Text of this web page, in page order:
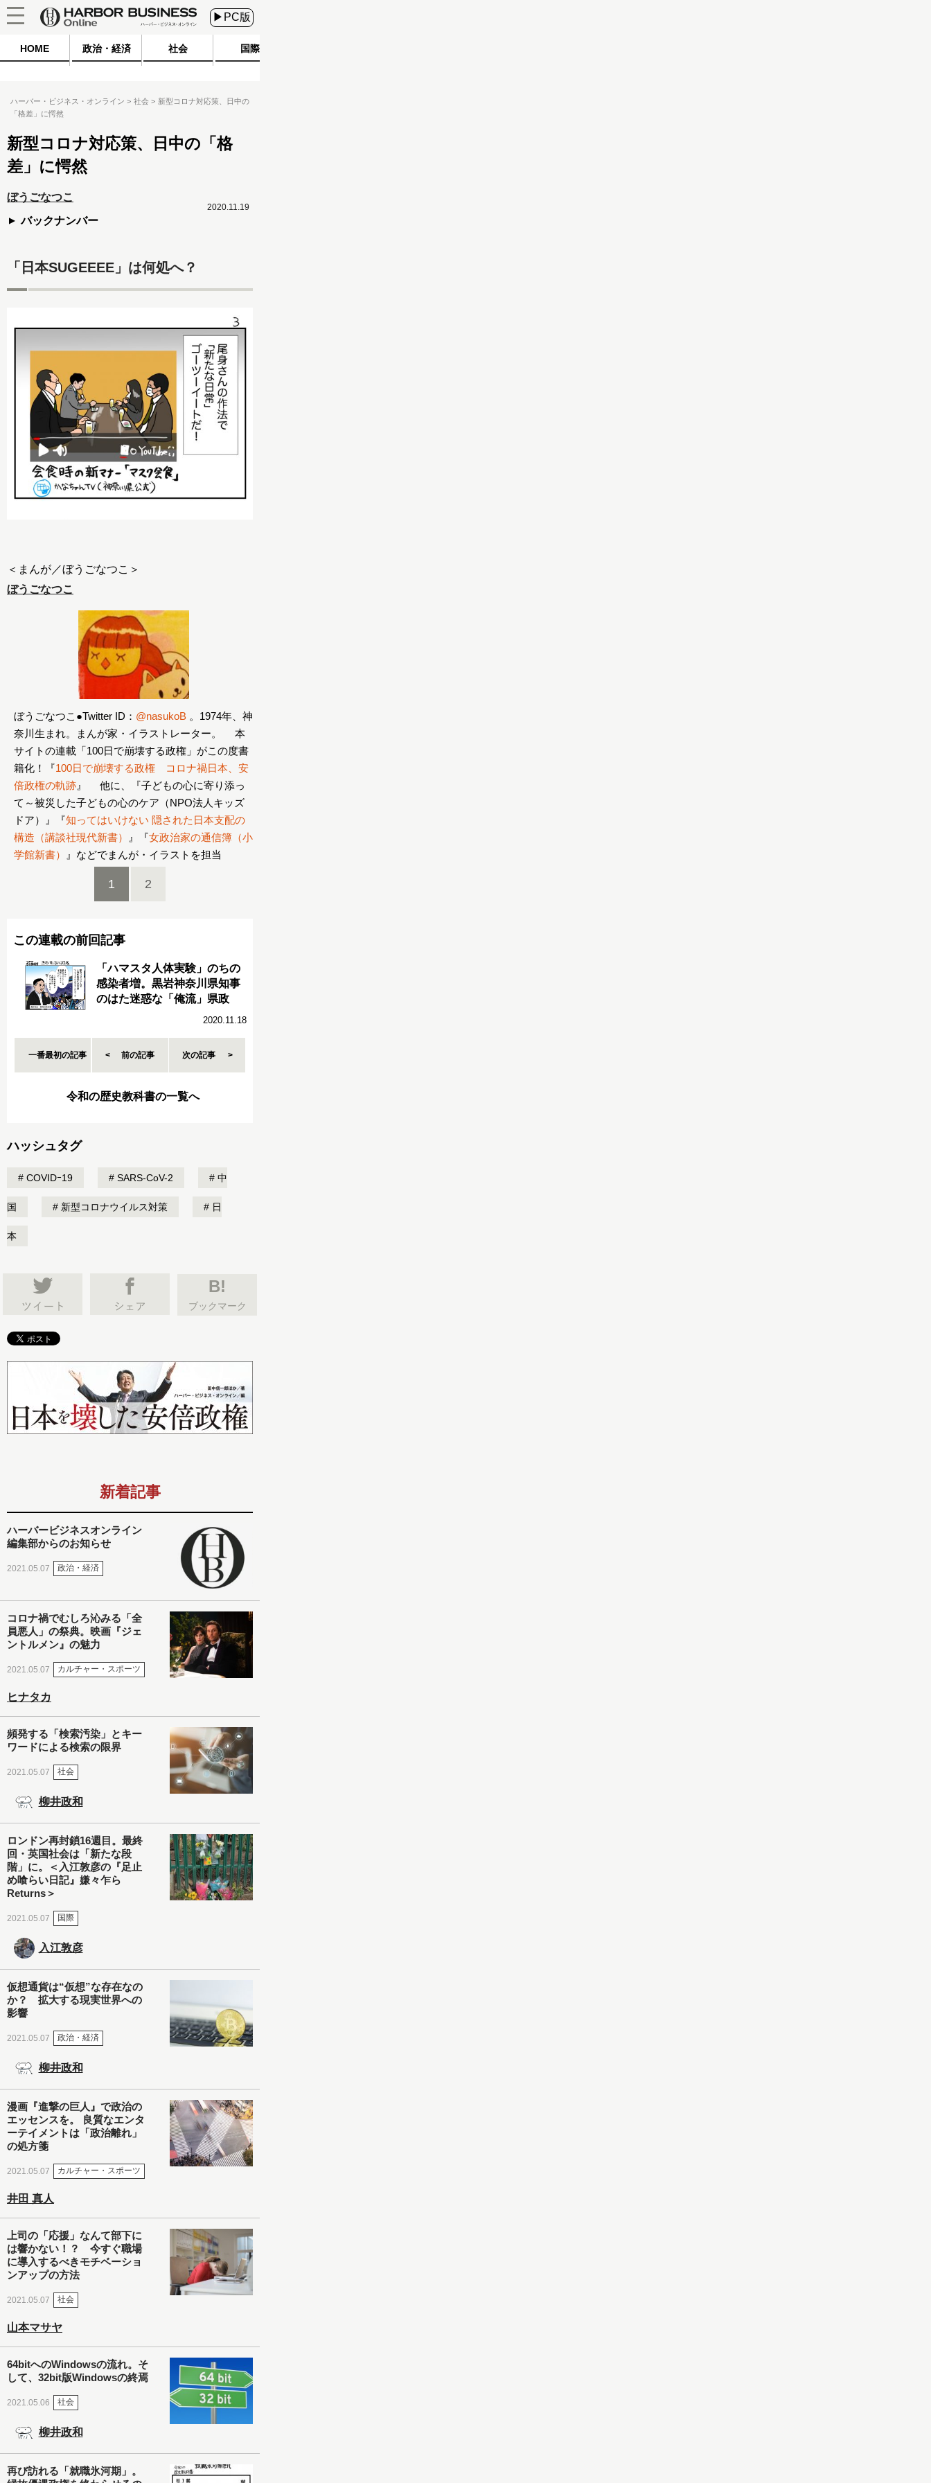
▶PC版
HOME 政治・経済 社会 国際
ハーバー・ビジネス・オンライン 社会
新型コロナ対応策、日中の
「格差」に愕然
新型コロナ対応策、日中の「格
差」に愕然
ぼうごなつこ
バックナンバー
2020.11.19
「日本SUGEEEE」は何処へ？
ぼうごなつこ
ぼうごなつこ●Twitter ID： @nasukoB 。1974年、神
奈川生まれ。まんが家・イラストレーター。 本
サイトの連載「100日で崩壊する政権」がこの度書
籍化！『100日で崩壊する政権 コロナ禍日本、安
倍政権の軌跡 』 他に、『子どもの心に寄り添っ
て～被災した子どもの心のケア（NPO法人キッズ
ドア）』『知ってはいけない 隠された日本支配の
構造（講談社現代新書）
』『女政治家の通信簿（小
学館新書）
』などでまんが・イラストを担当
1 2
この連載の前回記事
「ハマスタ人体実験」のちの
感染者増。黒岩神奈川県知事
のはた迷惑な「俺流」県政
2020.11.18
一番最初の記事 前の記事 次の記事
令和の歴史教科書の一覧へ
ハッシュタグ
COVIDｰ19 SARS-CoV-2 中
国 新型コロナウイルス対策 日
本
B!
ブックマーク
新着記事
ハーバービジネスオンライン
編集部からのお知らせ
2021.05.07 政治・経済
コロナ禍でむしろ沁みる「全
員悪人」の祭典。映画『ジェ
ントルメン』の魅力
2021.05.07 カルチャー・スポーツ
ヒナタカ
頻発する「検索汚染」とキー
ワードによる検索の限界
2021.05.07 社会
柳井政和
ロンドン再封鎖16週目。最終
回・英国社会は「新たな段
階」に。＜入江敦彦の『足止
め喰らい日記』嫌々乍ら
Returns＞
2021.05.07 国際
入江敦彦
仮想通貨は“仮想”な存在なの
か？ 拡大する現実世界への
影響
2021.05.07 政治・経済
柳井政和
漫画『進撃の巨人』で政治の
エッセンスを。 良質なエンタ
ーテイメントは「政治離れ」
の処方箋
2021.05.07 カルチャー・スポーツ
井田 真人
上司の「応援」なんて部下に
は響かない！？ 今すぐ職場
に導入するべきモチベーショ
ンアップの方法
2021.05.07 社会
山本マサヤ
64bitへのWindowsの流れ。そ
して、32bit版Windowsの終焉
2021.05.06 社会
柳井政和
再び訪れる「就職氷河期」。